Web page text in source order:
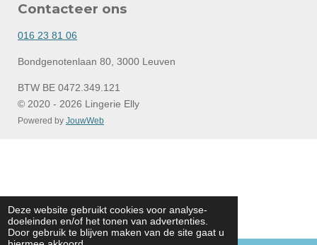
Deze website gebruikt cookies voor analyse-
doeleinden en/of het tonen van advertenties.
Door gebruik te blijven maken van de site gaat u
b
o
k
a
r
a
Contacteer ons
016 23 81 06
Bondgenotenlaan 80, 3000 Leuven
BTW BE 0472.349.121
© 2020 - 2026 Lingerie Elly
Powered by JouwWeb